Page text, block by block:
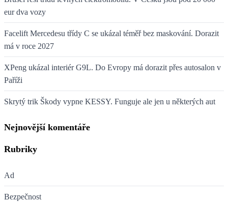
eur dva vozy
Facelift Mercedesu třídy C se ukázal téměř bez maskování. Dorazit
má v roce 2027
XPeng ukázal interiér G9L. Do Evropy má dorazit přes autosalon v
Paříži
Skrytý trik Škody vypne KESSY. Funguje ale jen u některých aut
Nejnovější komentáře
Rubriky
Ad
Bezpečnost